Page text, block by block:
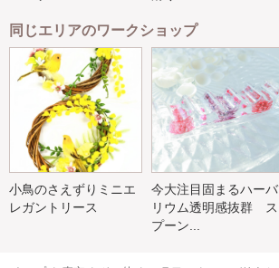
同じエリアのワークショップ
小鳥のさえずりミニエ
レガントリース
今大注目固まるハーバ
リウム透明感抜群 ス
プーン...